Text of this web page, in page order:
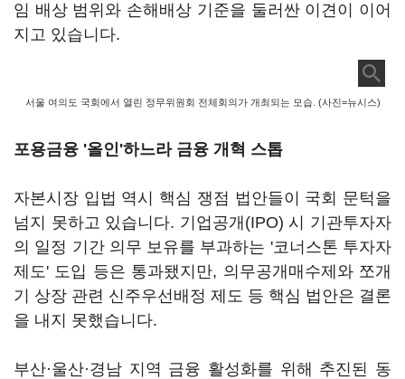
임 배상 범위와 손해배상 기준을 둘러싼 이견이 이어
지고 있습니다.
서울 여의도 국회에서 열린 정무위원회 전체회의가 개최되는 모습. (사진=뉴시스)
포용금융 '올인'하느라 금융 개혁 스톱
자본시장 입법 역시 핵심 쟁점 법안들이 국회 문턱을
넘지 못하고 있습니다. 기업공개(IPO) 시 기관투자자
의 일정 기간 의무 보유를 부과하는 '코너스톤 투자자
제도' 도입 등은 통과됐지만, 의무공개매수제와 쪼개
기 상장 관련 신주우선배정 제도 등 핵심 법안은 결론
을 내지 못했습니다.
부산·울산·경남 지역 금융 활성화를 위해 추진된 동